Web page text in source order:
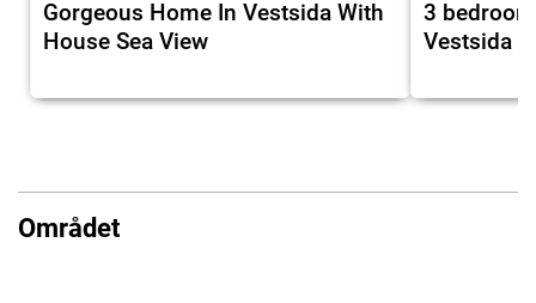
Gorgeous Home In Vestsida With
House Sea View
3
Vestsida
Området